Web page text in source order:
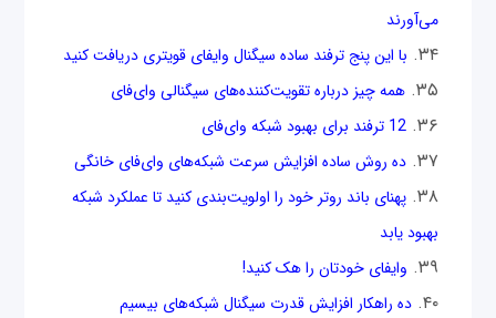
می‌آورند
با این پنج ترفند ساده سیگنال وای‎فای قوی‎تری دریافت کنید
همه چیز درباره تقویت‌کننده‌های سیگنالی وای‌فای
12 ترفند برای بهبود شبکه وای‌فای
ده روش ساده افزایش سرعت شبکه‌های وای‌فای خانگی
پهنای باند روتر خود را اولويت‌بندی کنید تا عملکرد شبکه
بهبود یابد
وای‎فای خودتان را هک کنید!
ده راهکار افزایش قدرت سیگنال شبکه‌های بی‎سیم‎